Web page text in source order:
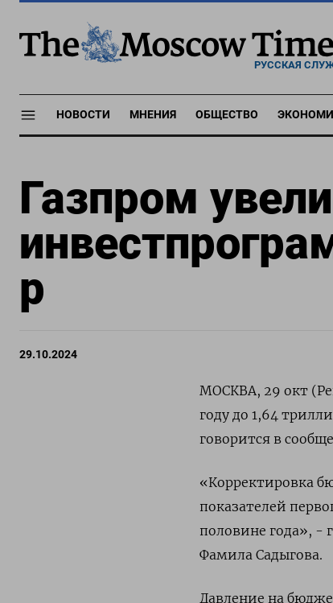
РУССКАЯ
НОВОСТИ МНЕНИЯ ОБЩЕСТВО
Газпром
р
29.10.2024
МОСКВА, 29 окт
году до 1,64
говорится в
«Корректировка
показателей
половине года», -
Фамила Садыгова.
Давление на